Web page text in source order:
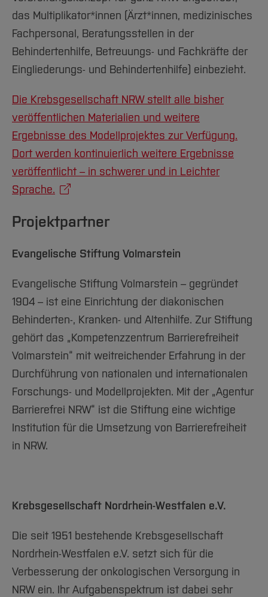
das Multiplikator*innen (Ärzt*innen, medizinisches
Fachpersonal, Beratungsstellen in der
Behindertenhilfe, Betreuungs- und Fachkräfte der
Eingliederungs- und Behindertenhilfe) einbezieht.
Die Krebsgesellschaft NRW stellt alle bisher
veröffentlichen Materialien und weitere
Ergebnisse des Modellprojektes zur Verfügung.
Dort werden kontinuierlich weitere Ergebnisse
veröffentlicht – in schwerer und in Leichter
Sprache.
Projektpartner
Evangelische Stiftung Volmarstein
Evangelische Stiftung Volmarstein – gegründet
1904 – ist eine Einrichtung der diakonischen
Behinderten-, Kranken- und Altenhilfe. Zur Stiftung
gehört das „Kompetenzzentrum Barrierefreiheit
Volmarstein“ mit weitreichender Erfahrung in der
Durchführung von nationalen und internationalen
Forschungs- und Modellprojekten. Mit der „Agentur
Barrierefrei NRW“ ist die Stiftung eine wichtige
Institution für die Umsetzung von Barrierefreiheit
in NRW.
Krebsgesellschaft Nordrhein-Westfalen e.V.
Die seit 1951 bestehende Krebsgesellschaft
Nordrhein-Westfalen e.V. setzt sich für die
Verbesserung der onkologischen Versorgung in
NRW ein. Ihr Aufgabenspektrum ist dabei sehr